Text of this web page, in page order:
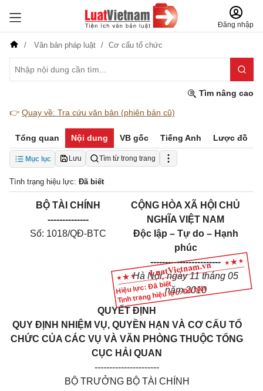
Đăng nhập
Văn bản pháp luật Cơ cấu tổ chức
Tìm nâng cao
👉 Quay về: Tra cứu văn bản (phiên bản cũ)
Tổng quan Nội dung VB gốc Tiếng Anh Lược đồ
Mục lục Lưu Tìm từ trong trang
Tình trạng hiệu lực: Đã biết
Hiệu lực: Đã biết
Tình trạng hiệu lực: Đã biết
BỘ TÀI CHÍNH
--------------
Số: 1018/QĐ-BTC
CỘNG HÒA XÃ HỘI CHỦ
NGHĨA VIỆT NAM
Độc lập – Tự do – Hạnh
phúc
------------------------
Hà Nội, ngày 11 tháng 05
năm 2010
QUYẾT ĐỊNH
QUY ĐỊNH NHIỆM VỤ, QUYỀN HẠN VÀ CƠ CẤU TỔ
CHỨC CỦA CÁC VỤ VÀ VĂN PHÒNG THUỘC TỔNG
CỤC HẢI QUAN
----------------------
BỘ TRƯỞNG BỘ TÀI CHÍNH